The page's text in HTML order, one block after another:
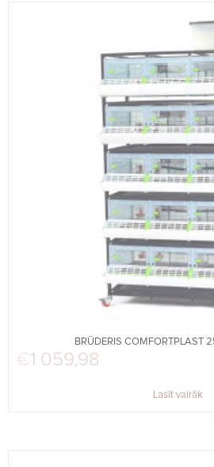
BRŪDERIS COMFORTPLAST
€1 059,98
Lasīt vairāk